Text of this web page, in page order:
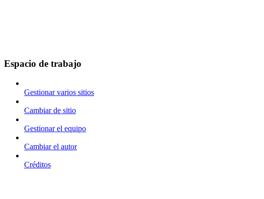
Espacio de trabajo
Gestionar varios sitios
Cambiar de sitio
Gestionar el equipo
Cambiar el autor
Créditos